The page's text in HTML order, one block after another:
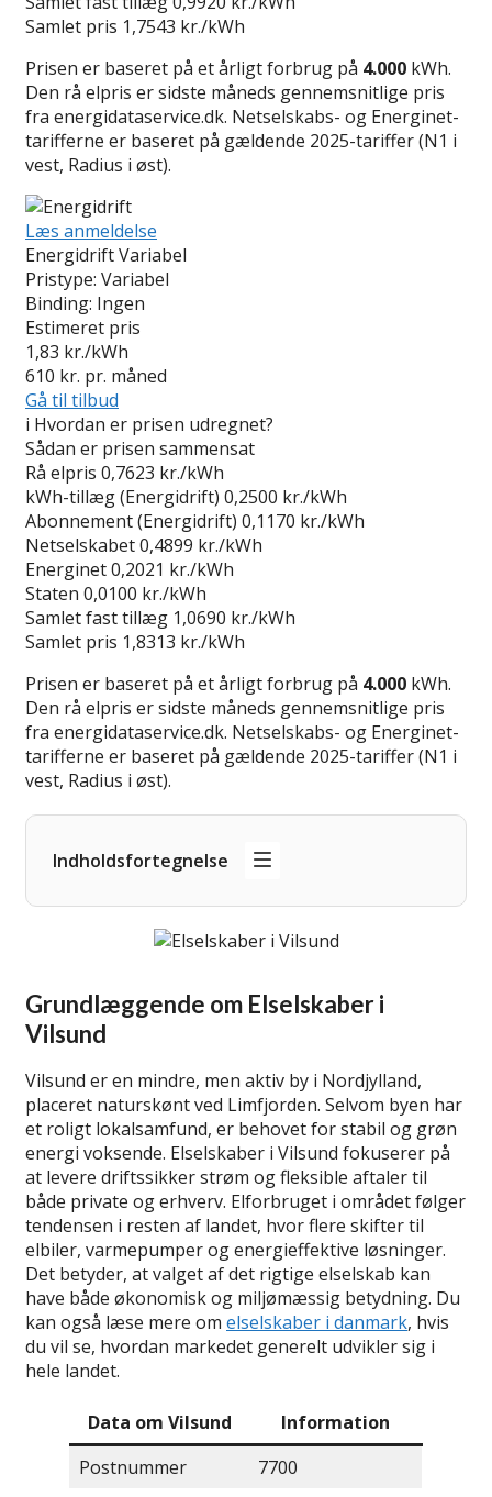
Samlet pris 1,7543 kr./kWh
Prisen er baseret på et årligt forbrug på 4.000 kWh.
Den rå elpris er sidste måneds gennemsnitlige pris
fra energidataservice.dk. Netselskabs- og Energinet-
tarifferne er baseret på gældende 2025-tariffer (N1 i
vest, Radius i øst).
Læs anmeldelse
Energidrift Variabel
Pristype: Variabel
Binding: Ingen
Estimeret pris
1,83 kr./kWh
610 kr. pr. måned
Gå til tilbud
i Hvordan er prisen udregnet?
Sådan er prisen sammensat
Rå elpris 0,7623 kr./kWh
kWh-tillæg (Energidrift) 0,2500 kr./kWh
Abonnement (Energidrift) 0,1170 kr./kWh
Netselskabet0,4899 kr./kWh
Energinet0,2021 kr./kWh
Staten 0,0100 kr./kWh
Samlet fast tillæg 1,0690 kr./kWh
Samlet pris 1,8313 kr./kWh
Prisen er baseret på et årligt forbrug på 4.000 kWh.
Den rå elpris er sidste måneds gennemsnitlige pris
fra energidataservice.dk. Netselskabs- og Energinet-
tarifferne er baseret på gældende 2025-tariffer (N1 i
vest, Radius i øst).
Indholdsfortegnelse
Grundlæggende om Elselskaber i
Vilsund
Vilsund er en mindre, men aktiv by i Nordjylland,
placeret naturskønt ved Limfjorden. Selvom byen har
et roligt lokalsamfund, er behovet for stabil og grøn
energi voksende. Elselskaber i Vilsund fokuserer på
at levere driftssikker strøm og fleksible aftaler til
både private og erhverv. Elforbruget i området følger
tendensen i resten af landet, hvor flere skifter til
elbiler, varmepumper og energieffektive løsninger.
Det betyder, at valget af det rigtige elselskab kan
have både økonomisk og miljømæssig betydning. Du
kan også læse mere om elselskaber i danmark, hvis
du vil se, hvordan markedet generelt udvikler sig i
hele landet.
Data om Vilsund
Information
Postnummer
7700